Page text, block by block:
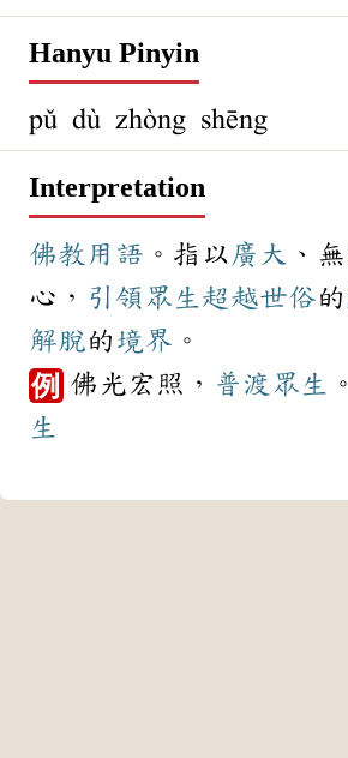
Hanyu Pinyin
pǔ dù zhòng shēng
Interpretation
佛教 用語 。指以 廣大 、無
心， 引領 眾生 超越世俗的
解脫的 境界 。
例 佛光宏照， 普渡眾生
生